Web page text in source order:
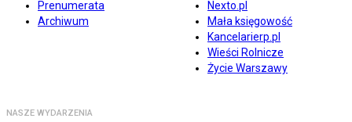
Prenumerata
Archiwum
Nexto.pl
Mała księgowość
Kancelarierp.pl
Wieści Rolnicze
Życie Warszawy
NASZE WYDARZENIA